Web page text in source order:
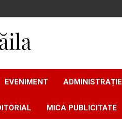
EVENIMENT ADMINISTRAȚIE
MICA PUBLICITATE